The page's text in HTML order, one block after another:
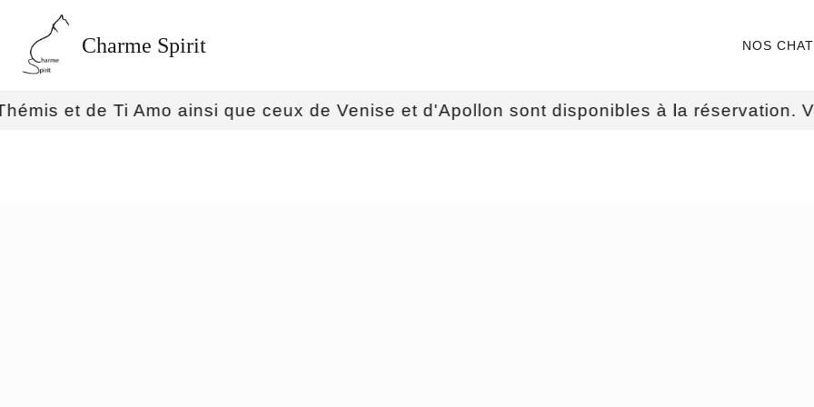
Charme Spirit NOS
de Ti Amo ainsi que ceux de Venise et d'Apollon sont disponibles à la réservation. Voir